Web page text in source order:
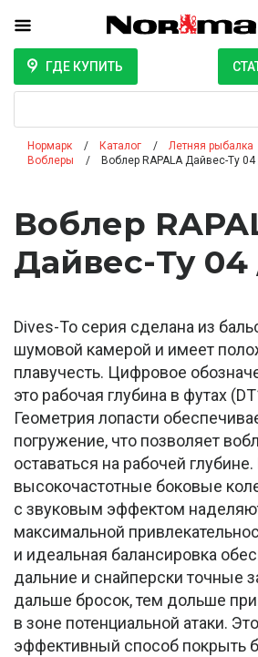
ГДЕ КУПИТЬ
Нормарк Каталог Летняя рыбалка
Воблеры
Воблер RAPALA Дайвес-Ту 04
Воблер
Дайвес-Ту 04
Dives-To серия сделана из
шумовой камерой и имеет
плавучесть. Цифровое
это рабочая глубина в футах
Геометрия лопасти
погружение, что позволяет
оставаться на рабочей
высокочастотные боковые
с звуковым эффектом
максимальной
и идеальная балансировка
дальние и снайперски точные
дальше бросок, тем дольше
в зоне потенциальной атаки.
эффективный способ покрыть